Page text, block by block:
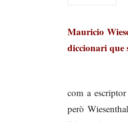
Mauricio
diccionari que
com a
però